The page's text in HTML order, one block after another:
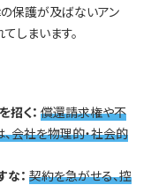
保護が及ばないアン
しまいます。
く： 償還請求権や不
会社を物理的・社会的
： 契約を急がせる、控